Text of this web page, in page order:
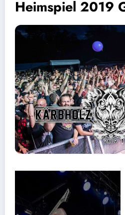
Heimspiel 2019